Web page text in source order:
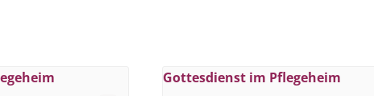
Gottesdienst im Pflegeheim